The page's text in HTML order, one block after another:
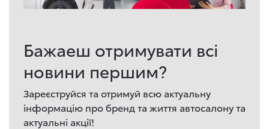
Бажаеш отримувати всі
новини першим?
Зареєструйся та отримуй всю актуальну
інформацію про бренд та життя автосалону та
актуальні акції!